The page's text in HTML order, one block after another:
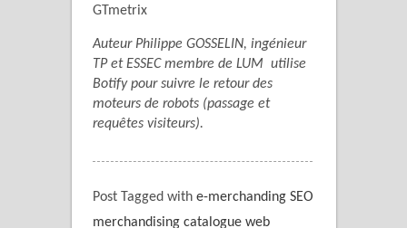
GTmetrix
Auteur Philippe GOSSELIN, ingénieur
TP et ESSEC membre de LUM utilise
Botify pour suivre le retour des
moteurs de robots (passage et
requêtes visiteurs).
Post Tagged with e-merchanding SEO
merchandising catalogue web